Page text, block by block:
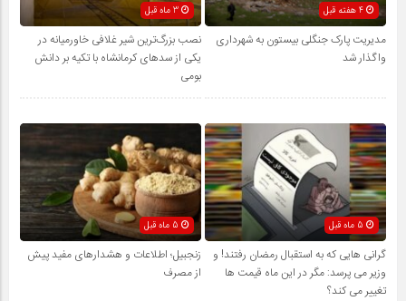
4 هفته قبل
مدیریت پارک جنگلی بیستون به شهرداری
واگذار شد
نصب بزرگ‌ترین شیر غلافی خاورمیانه در
یکی از سدهای کرمانشاه با تکیه بر دانش
بومی
گرانی هایی که به استقبال رمضان رفتند! و
وزیر می پرسد: مگر در این ماه قیمت ها
تغییر می کند؟
زنجبیل؛ اطلاعات و هشدارهای مفید پیش
از مصرف